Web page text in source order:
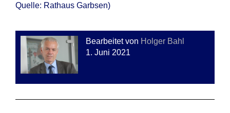
Quelle: Rathaus Garbsen)
Bearbeitet von Holger Bahl
1. Juni 2021